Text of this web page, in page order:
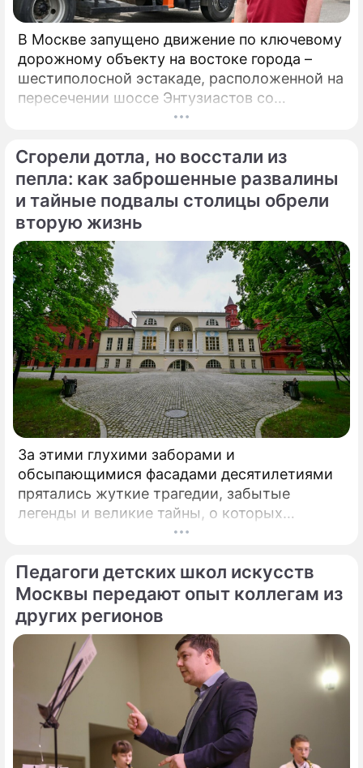
В Москве запущено движение по ключевому
дорожному объекту на востоке города –
шестиполосной эстакаде, расположенной на
пересечении шоссе Энтузиастов со
Свободным проспектом и Большим
открытия принял участие мэр Москвы
Сергей Собянин, который подчеркнул
стратегическую важность новой развязки
для разгрузки одного из самых проблемных
участков магистрали.
Сгорели дотла, но восстали из
пепла: как заброшенные развалины
и тайные подвалы столицы обрели
вторую жизнь
За этими глухими заборами и
обсыпающимися фасадами десятилетиями
прятались жуткие трагедии, забытые
легенды и великие тайны, о которых
миллионы прохожих даже не догадывались.
Педагоги детских школ искусств
Москвы передают опыт коллегам из
других регионов